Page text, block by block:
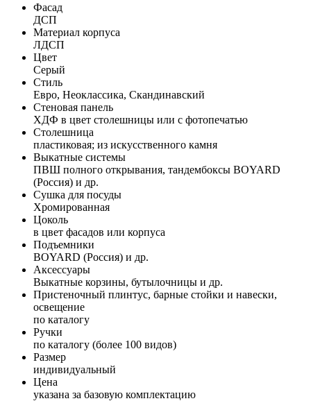
Фасад
ДСП
Материал корпуса
ЛДСП
Цвет
Серый
Стиль
Евро, Неоклассика, Скандинавский
Стеновая панель
ХДФ в цвет столешницы или с фотопечатью
Столешница
пластиковая; из искусственного камня
Выкатные системы
ПВШ полного открывания, тандембоксы BOYARD
(Россия) и др.
Сушка для посуды
Хромированная
Цоколь
в цвет фасадов или корпуса
Подъемники
BOYARD (Россия) и др.
Аксессуары
Выкатные корзины, бутылочницы и др.
Пристеночный плинтус, барные стойки и навески,
освещение
по каталогу
Ручки
по каталогу (более 100 видов)
Размер
индивидуальный
Цена
указана за базовую комплектацию